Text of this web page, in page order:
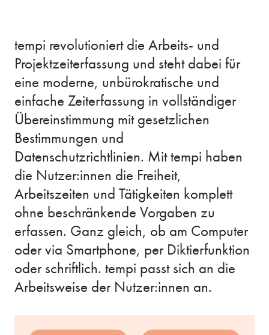
tempi revolutioniert die Arbeits- und
Projektzeiterfassung und steht dabei für
eine moderne, unbürokratische und
einfache Zeiterfassung in vollständiger
Übereinstimmung mit gesetzlichen
Bestimmungen und
Datenschutzrichtlinien. Mit tempi haben
die Nutzer:innen die Freiheit,
Arbeitszeiten und Tätigkeiten komplett
ohne beschränkende Vorgaben zu
erfassen. Ganz gleich, ob am Computer
oder via Smartphone, per Diktierfunktion
oder schriftlich. tempi passt sich an die
Arbeitsweise der Nutzer:innen an.